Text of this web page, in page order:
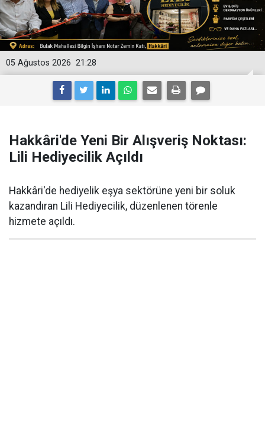
21:28
05 Ağustos 2026
Hakkâri'de Yeni Bir Alışveriş Noktası:
Lili Hediyecilik Açıldı
Hakkâri'de hediyelik eşya sektörüne yeni bir soluk
kazandıran Lili Hediyecilik, düzenlenen törenle
hizmete açıldı.